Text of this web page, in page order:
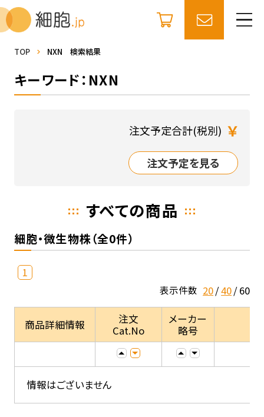
TOP NXN 検索結果
キーワード：NXN
注文予定合計(税別) ￥
注文予定を見る
すべての商品
細胞・微生物株（全0件）
1
表示件数 20 40 60
商品詳細情報
注文
Cat.No
メーカー
略号
情報はございません